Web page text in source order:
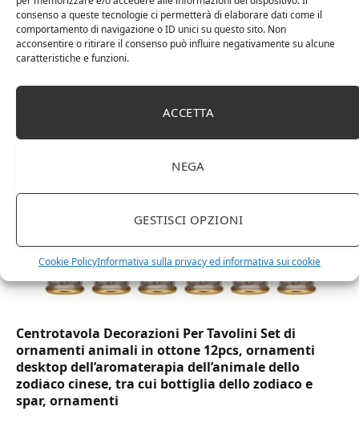
consenso a queste tecnologie ci permetterà di elaborare dati come il
comportamento di navigazione o ID unici su questo sito. Non
acconsentire o ritirare il consenso può influire negativamente su alcune
caratteristiche e funzioni.
ACCETTA
NEGA
GESTISCI OPZIONI
Cookie PolicyInformativa sulla privacy ed informativa sui cookie
DOT Horeca Solutions 1000 Bicchieri PET
usa e getta bicchiere riciclabili per acqua bevande
Centrotavola Decorazioni Per Tavolini Set di
ornamenti animali in ottone 12pcs, ornamenti
desktop dell’aromaterapia dell’animale dello
zodiaco cinese, tra cui bottiglia dello zodiaco e
spar, ornamenti